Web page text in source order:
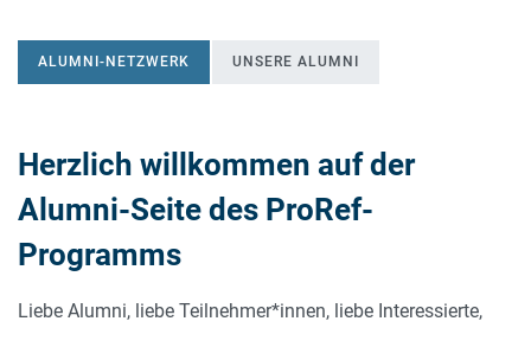
ALUMNI-NETZWERK UNSERE ALUMNI
Alumni-Netzwerk
Herzlich willkommen auf der
Alumni-Seite des ProRef-
Programms
Liebe Alumni, liebe Teilnehmer*innen, liebe Interessierte,